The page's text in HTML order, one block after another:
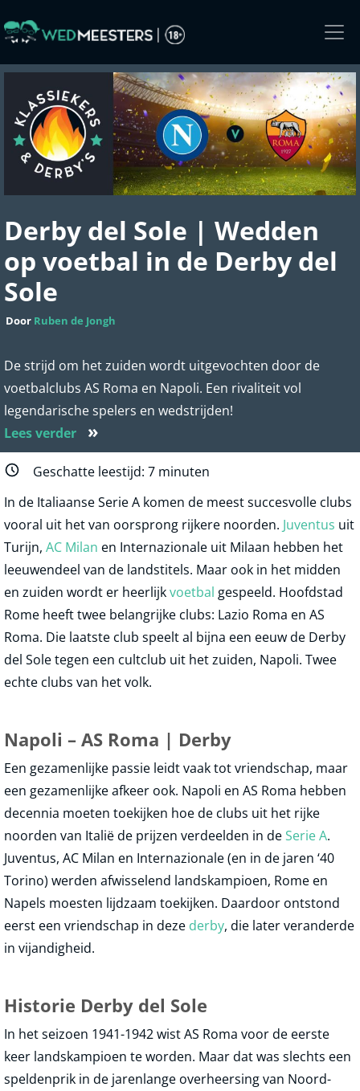
to
content
Derby del Sole | Wedden
op voetbal in de Derby del
Sole
Door Ruben de Jongh
De strijd om het zuiden wordt uitgevochten door de
voetbalclubs AS Roma en Napoli. Een rivaliteit vol
legendarische spelers en wedstrijden!
Lees verder
»
Geschatte leestijd: 7 minuten
In de Italiaanse Serie A komen de meest succesvolle clubs
vooral uit het van oorsprong rijkere noorden. Juventus uit
Turijn, AC Milan en Internazionale uit Milaan hebben het
leeuwendeel van de landstitels. Maar ook in het midden
en zuiden wordt er heerlijkvoetbal gespeeld. Hoofdstad
Rome heeft twee belangrijke clubs: Lazio Roma en AS
Roma. Die laatste club speelt al bijna een eeuw de Derby
del Sole tegen een cultclub uit het zuiden, Napoli. Twee
echte clubs van het volk.
Napoli – AS Roma | Derby
Een gezamenlijke passie leidt vaak tot vriendschap, maar
een gezamenlijke afkeer ook. Napoli en AS Roma hebben
decennia moeten toekijken hoe de clubs uit het rijke
noorden van Italië de prijzen verdeelden in deSerie A.
Juventus, AC Milan en Internazionale (en in de jaren ‘40
Torino) werden afwisselend landskampioen, Rome en
Napels moesten lijdzaam toekijken. Daardoor ontstond
eerst een vriendschap in deze derby, die later veranderde
in vijandigheid.
Historie Derby del Sole
In het seizoen 1941-1942 wist AS Roma voor de eerste
keer landskampioen te worden. Maar dat was slechts een
speldenprik in de jarenlange overheersing van Noord-